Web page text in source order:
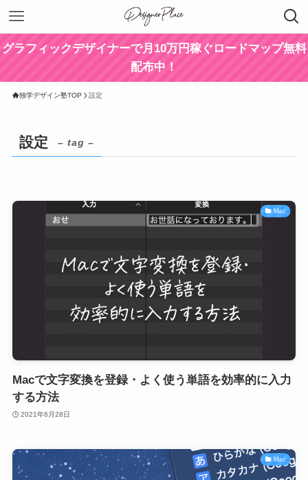
グラフィックデザイナーで月10万円稼ぐロードマップ無料
配布中！
独学デザイン塾TOP 設定
設定 – tag –
Mac
Macで文字変換を登録・よく使う単語を効率的に入力
する方法
2021年6月28日
Mac